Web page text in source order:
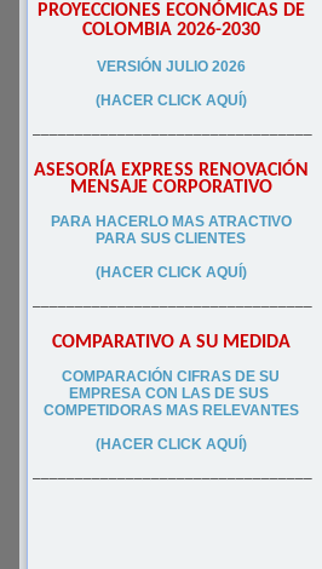
PROYECCIONES ECONÓMICAS DE
COLOMBIA 2026-2030
VERSIÓN JULIO 2026
(HACER CLICK AQUÍ)
–––––––––––––––––––––––––––––––––
ASESORÍA EXPRESS RENOVACIÓN
MENSAJE CORPORATIVO
PARA HACERLO MAS ATRACTIVO
PARA SUS CLIENTES
(HACER CLICK AQUÍ)
–––––––––––––––––––––––––––––––––
COMPARATIVO A SU MEDIDA
COMPARACIÓN CIFRAS DE SU
EMPRESA CON LAS DE SUS
COMPETIDORAS MAS RELEVANTES
(HACER CLICK AQUÍ)
–––––––––––––––––––––––––––––––––